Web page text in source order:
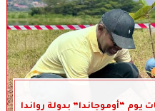
“أوموجاندا” بدولة رواندا